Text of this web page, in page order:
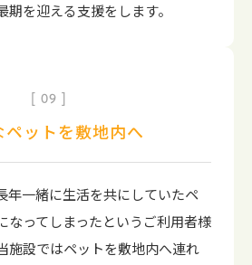
を迎える支援をします。
09
ペットを敷地内へ
年一緒に生活を共にしていたペ
なってしまったというご利用者様
施設ではペットを敷地内へ連れ